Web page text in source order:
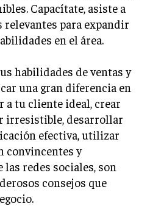
CONTINUA
Y GESTIÓN DEL
Y BENEFICIOS
Y SELECCIÓN
PERSONAL
ORGANIZACIONAL
Capacítate, asiste a
para expandir
en el área.
habilidades de ventas y
una gran diferencia en
a tu cliente ideal, crear
irresistible, desarrollar
efectiva, utilizar
convincentes y
redes sociales, son
consejos que